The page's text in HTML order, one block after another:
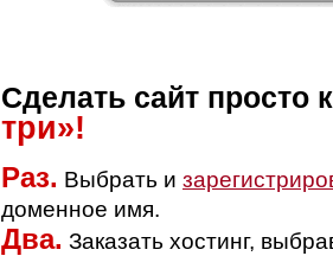
Сделать сайт просто
три»!
Раз. Выбрать и
доменное имя.
Два. Заказать хостинг,